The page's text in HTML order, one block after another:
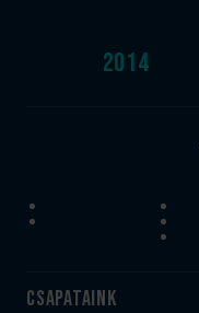
2014
Csapataink